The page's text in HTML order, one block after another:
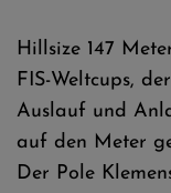
Hillsize 147
FIS-Weltcups,
Auslauf und
auf den Meter
Der Pole